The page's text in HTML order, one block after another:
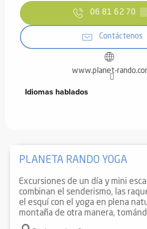
06 81 62 70
Contáctenos
www.planet-
Idiomas hablados
Idiomas hablados
PLANETA RANDO YOGA
Excursiones de un día y mini
combinan el senderismo, las
el esquí con el yoga en plena
montaña de otra manera,